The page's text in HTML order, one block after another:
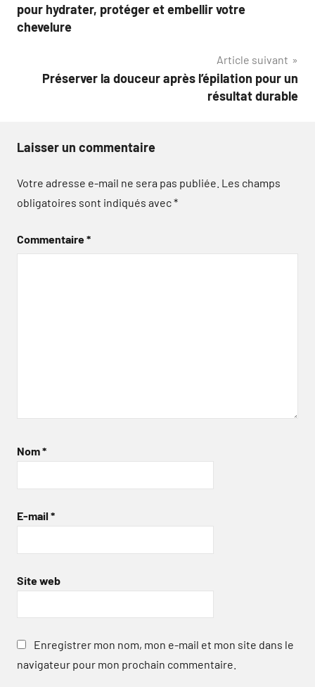
l’article
pour hydrater, protéger et embellir votre
chevelure
Article suivant
Préserver la douceur après l’épilation pour un
résultat durable
Laisser un commentaire
Votre adresse e-mail ne sera pas publiée. Les champs
obligatoires sont indiqués avec*
Commentaire*
Nom*
E-mail *
Site web
Enregistrer mon nom, mon e-mail et mon site dans le
navigateur pour mon prochain commentaire.